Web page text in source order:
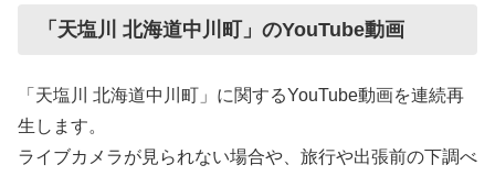
「天塩川 北海道中川町」のYouTube動画
「天塩川 北海道中川町」に関するYouTube動画を連続再
生します。
ライブカメラが見られない場合や、旅行や出張前の下調べ